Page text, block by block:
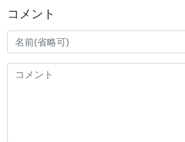
コメント